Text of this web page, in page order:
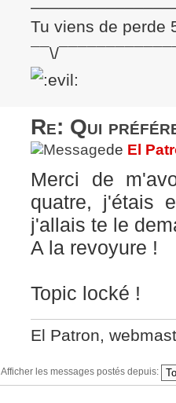
Tu viens de perde
¯¯\/
Re: Qui
de El
Merci de
quatre, j'étais
j'allais te le
A la revoyure !
Topic locké !
El Patron,
Afficher les messages postés depuis: